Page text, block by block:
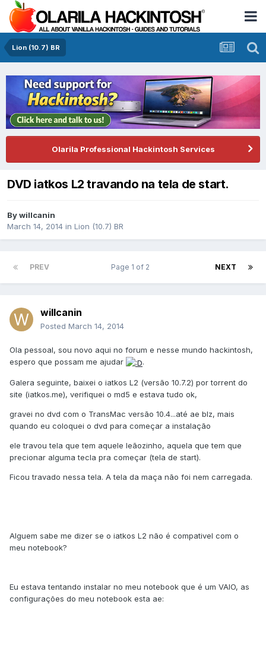
Lion (10.7) BR
Olarila Professional Hackintosh Services
DVD iatkos L2 travando na tela de start.
Bywillcanin
March 14, 2014 in Lion (10.7) BR
PREV NEXT
Page 1 of 2
willcanin
Posted March 14, 2014
Ola pessoal, sou novo aqui no forum e nesse mundo hackintosh,
espero que possam me ajudar
.
Galera seguinte, baixei o iatkos L2 (versão 10.7.2) por torrent do
site (iatkos.me), verifiquei o md5 e estava tudo ok,
gravei no dvd com o TransMac versão 10.4...até ae blz, mais
quando eu coloquei o dvd para começar a instalação
ele travou tela que tem aquele leãozinho, aquela que tem que
precionar alguma tecla pra começar (tela de start).
Ficou travado nessa tela. A tela da maça não foi nem carregada.
Alguem sabe me dizer se o iatkos L2 não é compativel com o
meu notebook?
Eu estava tentando instalar no meu notebook que é um VAIO, as
configurações do meu notebook esta ae: